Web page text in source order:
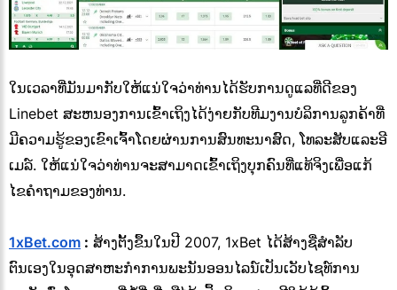
ໃນເວລາທີ່ມັນມາກັບໃຫ້ແນ່ໃຈວ່າທ່ານໄດ້ຮັບການດູແລທີ່ດີຂອງ
Linebet ສະຫນອງການເຂົ້າເຖິງໄດ້ງ່າຍກັບທີມງານບໍລິການລູກຄ້າທີ່
ມີຄວາມຮູ້ຂອງເຂົາເຈົ້າໂດຍຜ່ານການສົນທະນາສົດ, ໂທລະສັບແລະອີ
ເມລ໌. ໃຫ້ແນ່ໃຈວ່າທ່ານຈະສາມາດເຂົ້າເຖິງບຸກຄົນທີ່ແທ້ຈິງເພື່ອແກ້
ໄຂຄໍາຖາມຂອງທ່ານ.
1xBet.com : ສ້າງຕັ້ງຂຶ້ນໃນປີ 2007, 1xBet ໄດ້ສ້າງຊື່ສໍາລັບ
ຕົນເອງໃນອຸດສາຫະກໍາການພະນັນອອນໄລນ໌ເປັນເວັບໄຊທ໌ການ